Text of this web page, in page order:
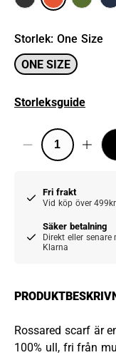
Storlek: One Size
ONE SIZE
Storleksguide
Fri frakt
Vid köp över 499kr
Säker betalning
Direkt eller senare
Klarna
Rossared scarf är
100% ull, fri från